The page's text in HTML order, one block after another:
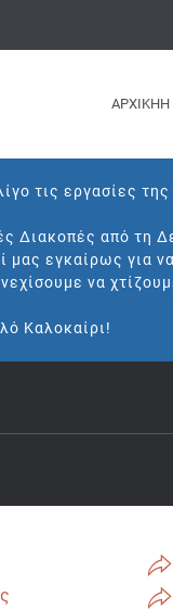
ΑΡΧΙΚΗΗ
τις εργασίες της
Διακοπές από
μας εγκαίρως για
να
Καλοκαίρι!